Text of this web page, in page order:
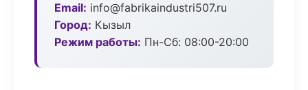
Email: info@fabrikaindustri507.ru
Город: Кызыл
Режим работы: Пн-Сб: 08:00-20:00